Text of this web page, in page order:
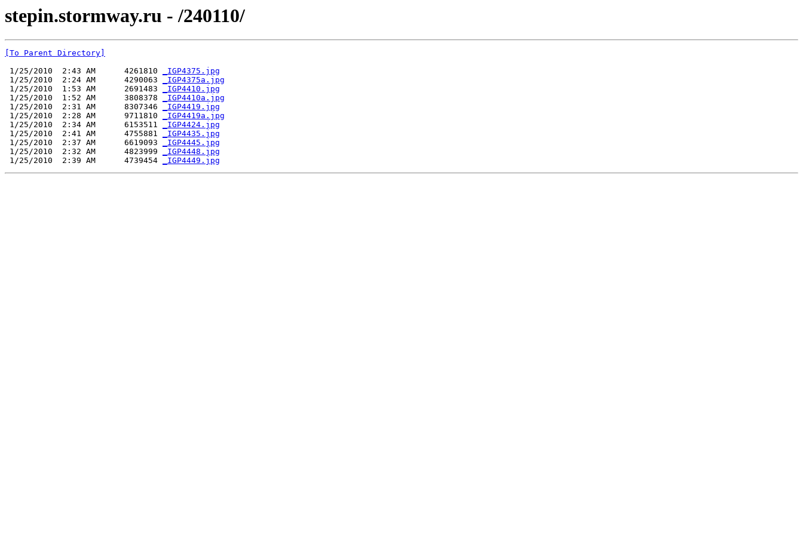
stepin.stormway.ru - /240110/
[To Parent Directory]
1/25/2010  2:43 AM      4261810
_IGP4375.jpg
1/25/2010  2:24 AM      4290063
_IGP4375a.jpg
1/25/2010  1:53 AM      2691483
_IGP4410.jpg
1/25/2010  1:52 AM      3808378
_IGP4410a.jpg
1/25/2010  2:31 AM      8307346
_IGP4419.jpg
1/25/2010  2:28 AM      9711810
_IGP4419a.jpg
1/25/2010  2:34 AM      6153511
_IGP4424.jpg
1/25/2010  2:41 AM      4755881
_IGP4435.jpg
1/25/2010  2:37 AM      6619093
_IGP4445.jpg
1/25/2010  2:32 AM      4823999
_IGP4448.jpg
1/25/2010  2:39 AM      4739454
_IGP4449.jpg